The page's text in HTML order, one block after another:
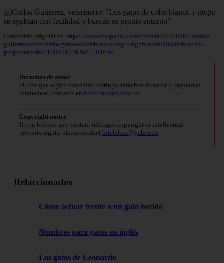
Contenido original en https://www.elespanol.com/ciencia/20260601/carlos-
gutierrez-veterinario-gatos-color-blanco-negro-agobian-facilidad-buscan-
propio-entorno/1003744263827_0.html
Derechos de autor
Si cree que algún contenido infringe derechos de autor o propiedad
intelectual, contacte en bitelchux@yahoo.es.
Copyright notice
If you believe any content infringes copyright or intellectual
property rights, please contact bitelchux@yahoo.es.
Relaccionados
Cómo actuar frente a un gato herido
Nombres para gatos en inglés
Los gatos de Leonardo